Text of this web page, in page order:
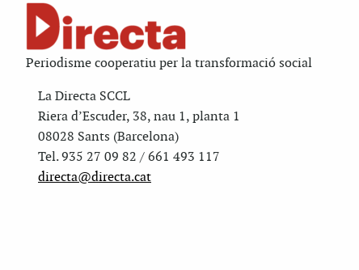
Periodisme cooperatiu per la transformació social
La Directa SCCL
Riera d’Escuder, 38, nau 1, planta 1
08028 Sants (Barcelona)
Tel. 935 27 09 82 / 661 493 117
directa@directa.cat